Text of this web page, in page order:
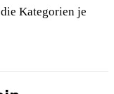
Kategorien je